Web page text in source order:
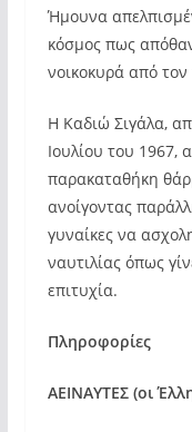
Ήμουνα
κόσμος πως
νοικοκυρά από
Η Καδιώ Σιγάλα,
Ιουλίου του 1967,
παρακαταθήκη
ανοίγοντας
γυναίκες να
ναυτιλίας όπως
επιτυχία.
Πληροφορίες
ΑΕΙΝΑΥΤΕΣ (οι